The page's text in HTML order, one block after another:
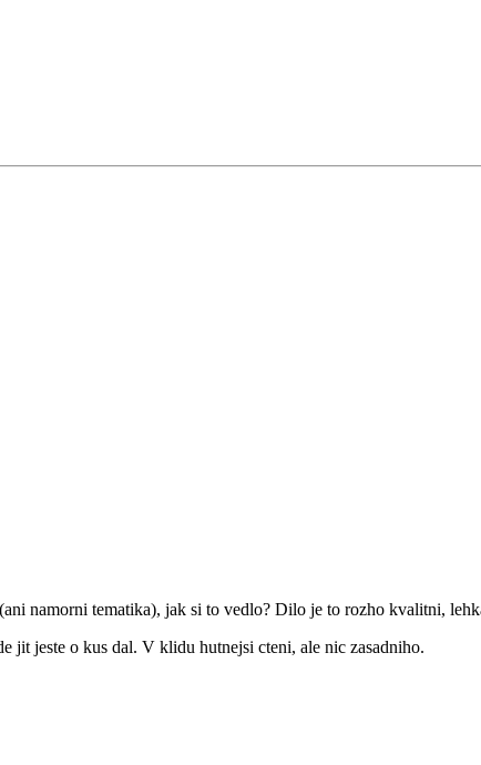
namorni tematika), jak si to vedlo? Dilo je to rozho kvalitni,
jit jeste o kus dal. V klidu hutnejsi cteni, ale nic zasadniho.